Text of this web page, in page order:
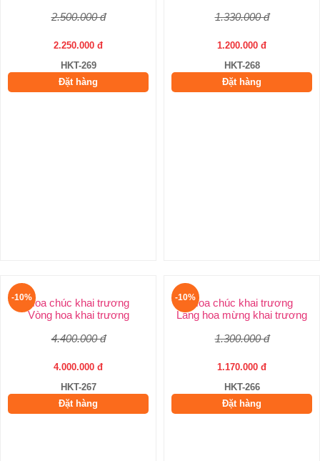
1.660.000 đ
1.500.000 đ
HKT-270
Đặt hàng
-10%
Hoa Khai Trương Hồng Phát
Hoa khai trương đẹp
2.500.000 đ
2.250.000 đ
HKT-269
Đặt hàng
-10%
Hoa khai trương sang trọng
Chúc khai trương
1.330.000 đ
1.200.000 đ
HKT-268
Đặt hàng